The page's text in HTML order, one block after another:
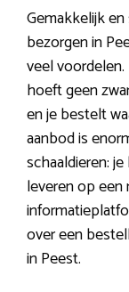
Gemakkelijk
bezorgen in
veel
hoeft geen
en je bestelt
aanbod is
schaaldieren:
leveren op
over een
in Peest.